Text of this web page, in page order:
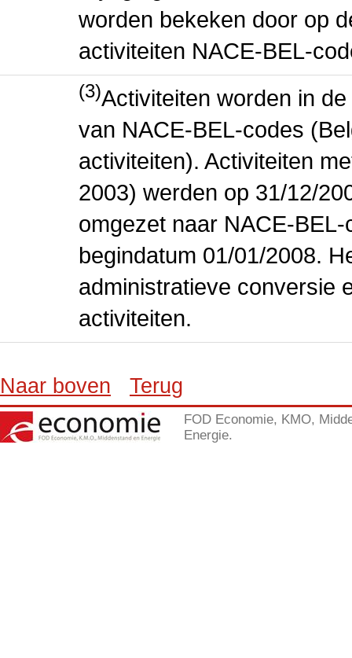
worden bekeken door op
activiteiten NACE-BEL-
(3)Activiteiten worden in
van NACE-BEL-codes
activiteiten). Activiteiten
2003) werden op 31/12/
omgezet naar NACE-
begindatum 01/01/2008.
administratieve conversie
activiteiten.
Naar boven Terug
FOD Economie, KMO,
Energie.